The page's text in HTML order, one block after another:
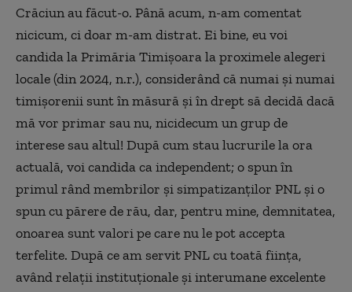
Crăciun au făcut-o. Până acum, n-am comentat
nicicum, ci doar m-am distrat. Ei bine, eu voi
candida la Primăria Timişoara la proximele alegeri
locale (din 2024, n.r.), considerând că numai şi numai
timişorenii sunt în măsură şi în drept să decidă dacă
mă vor primar sau nu, nicidecum un grup de
interese sau altul! După cum stau lucrurile la ora
actuală, voi candida ca independent; o spun în
primul rând membrilor şi simpatizanţilor PNL şi o
spun cu părere de rău, dar, pentru mine, demnitatea,
onoarea sunt valori pe care nu le pot accepta
terfelite. După ce am servit PNL cu toată fiinţa,
având relaţii instituţionale şi interumane excelente